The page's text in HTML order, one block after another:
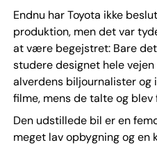
Endnu har Toyota ikke
produktion, men det var
at være begejstret: Bare
studere designet hele
alverdens biljournalister og
filme, mens de talte og
Den udstillede bil er en
meget lav opbygning og